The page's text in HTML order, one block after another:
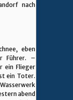
nach
eben
Führer. –
ein Flieger
ein Toter.
abend